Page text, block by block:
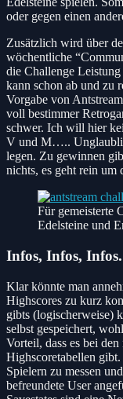
oder gegen einen
Zusätzlich wird über
wöchentliche
die Challenge
kann schon ab und zu
Vorgabe von
voll bestimmer
schwer. Ich will hier
V und M…..
legen. Zu gewinnen
nichts, es geht rein um
Für gemeisterte
Edelsteine und
Infos, Infos,
Klar könnte man
Highscores zu kurz
gibts (logischerweise)
selbst gespeichert,
Vorteil, dass es bei
Highscoretabellen
Spielern zu messen
befreundete User